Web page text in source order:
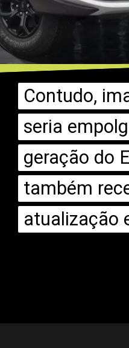
Contudo,
seria
geração do
também
atualização
Contudo,
seria
geração do
também
atualização